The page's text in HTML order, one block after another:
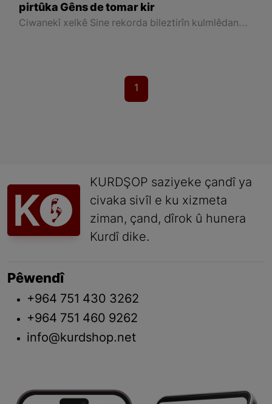
pirtûka Gêns de tomar kir
Ciwanekî xelkê Sine rekorda bileztirîn kulmlêdanê di pirtûka Gêns de şikand û rekordeke nû bi navê xwe tomar kir.
1
KURDŞOP saziyeke çandî ya
civaka sivîl e ku xizmeta
ziman, çand, dîrok û hunera
Kurdî dike.
Pêwendî
+964 751 430 3262
+964 751 460 9262
info@kurdshop.net